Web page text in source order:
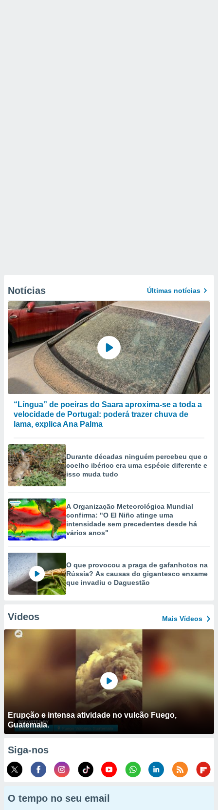
Notícias Últimas notícias
“Língua” de poeiras do Saara aproxima-se a toda a
velocidade de Portugal: poderá trazer chuva de
lama, explica Ana Palma
Durante décadas ninguém percebeu que o
coelho ibérico era uma espécie diferente e
isso muda tudo
A Organização Meteorológica Mundial
confirma: "O El Niño atinge uma
intensidade sem precedentes desde há
vários anos"
O que provocou a praga de gafanhotos na
Rússia? As causas do gigantesco enxame
que invadiu o Daguestão
Vídeos Mais Vídeos
Erupção e intensa atividade no vulcão Fuego,
Guatemala.
Siga-nos
O tempo no seu email